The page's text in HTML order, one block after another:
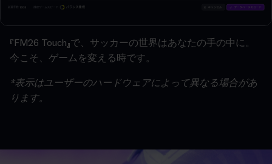
『FM26 Touch』で、サッカーの世界はあなたの手の中に。
今こそ、ゲームを変える時です。
*表示はユーザーのハードウェアによって異なる場合があ
ります。